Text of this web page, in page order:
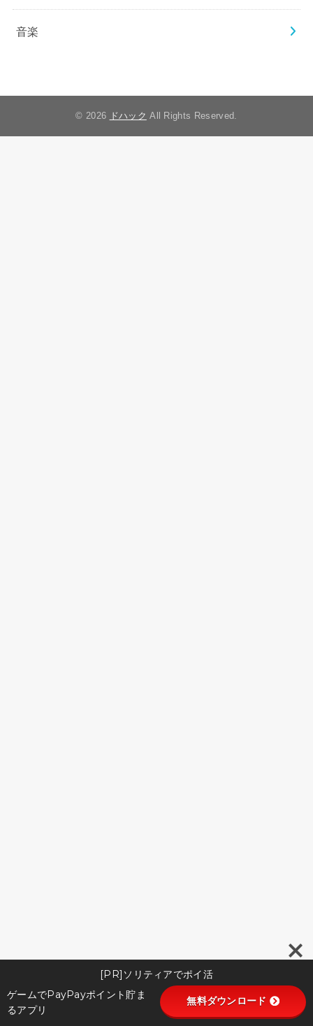
音楽
© 2026 ドハック All Rights Reserved.
[PR]ソリティアでポイ活
ゲームでPayPayポイント貯ま
るアプリ
無料ダウンロード